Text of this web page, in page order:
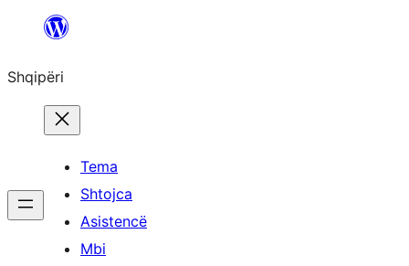
Hidhu
lënda
Shqipëri
Tema
Shtojca
Asistencë
Mbi